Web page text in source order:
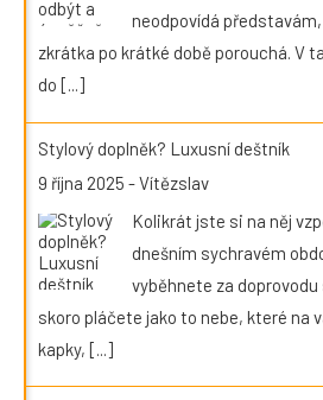
neodpovídá
zkrátka po krátké době porouchá. V
do [...]
Stylový doplněk? Luxusní deštník
9 října 2025 -Vítězslav
Kolikrát jste si na něj
dnešním sychravém
vyběhnete za
skoro pláčete jako to nebe, které na
kapky, [...]